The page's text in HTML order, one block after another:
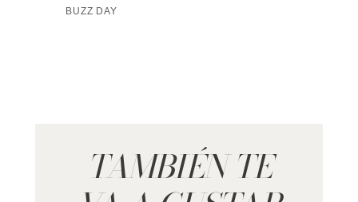
TAMBIÉN TE